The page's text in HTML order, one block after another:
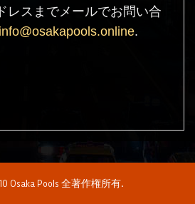
レスまでメールでお問い合
info@osakapools.online.
Osaka Pools 全著作権所有.